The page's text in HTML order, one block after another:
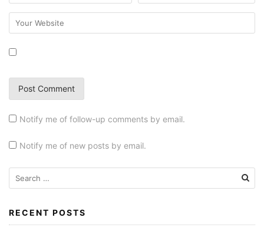
Notify me of follow-up comments by email.
Notify me of new posts by email.
Search
for:
RECENT POSTS